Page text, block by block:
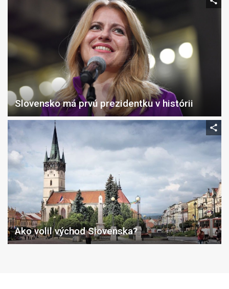
Slovensko má prvú prezidentku v histórii
Ako volil východ Slovenska?